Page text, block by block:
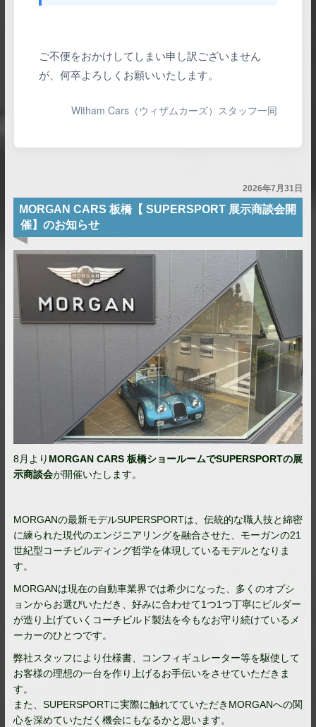
ご不便をおかけしてしまい申し訳ございません
が、何卒よろしくお願いいたします。
Witham Cars（ウィザムカーズ）スタッフ一同
2026年7月31日
MORGAN CARS 板橋【 SUPERSPORT 展示商談会開
催】のお知らせ
8月より MORGAN CARS 板橋ショールームでSUPERSPORTの展
示商談会が開催いたします。
MORGANの最新モデルSUPERSPORTは、伝統的な職人技と綿密
に練られた現代のエンジニアリングを融合させた、モーガンの21
世紀型コーチビルディング哲学を体現しているモデルとなりま
す。
MORGANは現在の自動車業界では希少になった、多くのオプシ
ョンからお選びいただき、好みに合わせて1つ1つ丁寧にビルダー
が造り上げていくコーチビルド製法を今もなお守り続けているメ
ーカーのひとつです。
弊社スタッフにより仕様書、コンフィギュレーター等を駆使して
お客様の理想の一台を作り上げるお手伝いをさせていただきま
す。
また、SUPERSPORTに実際に触れてていただきMORGANへの関
心を深めていただく機会にもなるかと思います。